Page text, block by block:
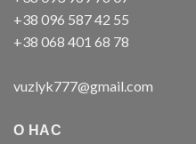
+38 096 587 42 55
+38 068 401 68 78
vuzlyk777@gmail.com
О НАС